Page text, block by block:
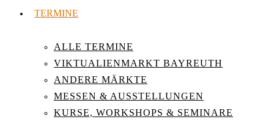
TERMINE
ALLE TERMINE
VIKTUALIENMARKT BAYREUTH
ANDERE MÄRKTE
MESSEN & AUSSTELLUNGEN
KURSE, WORKSHOPS & SEMINARE